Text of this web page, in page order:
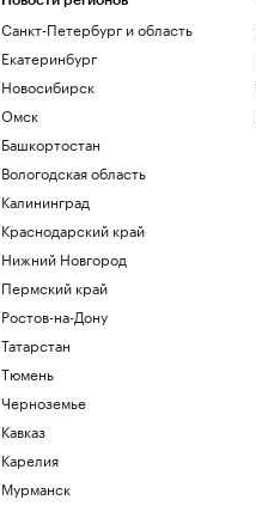
Санкт-Петербург и область
Екатеринбург
Новосибирск
Омск
Башкортостан
Вологодская область
Калининград
Краснодарский край
Нижний Новгород
Пермский край
Ростов-на-Дону
Татарстан
Тюмень
Черноземье
Кавказ
Карелия
Мурманск